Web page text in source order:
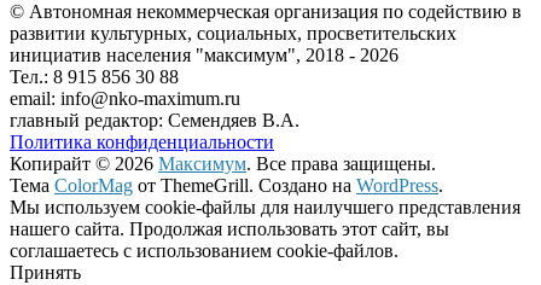
© Автономная некоммерческая организация по содействию в
развитии культурных, социальных, просветительских
инициатив населения "максимум", 2018 - 2026
Тел.: 8 915 856 30 88
email: info@nko-maximum.ru
главный редактор: Семендяев В.А.
Политика конфиденциальности
Копирайт © 2026 Максимум. Все права защищены.
Тема ColorMag от ThemeGrill. Создано на WordPress.
Мы используем cookie-файлы для наилучшего представления
нашего сайта. Продолжая использовать этот сайт, вы
соглашаетесь с использованием cookie-файлов.
Принять